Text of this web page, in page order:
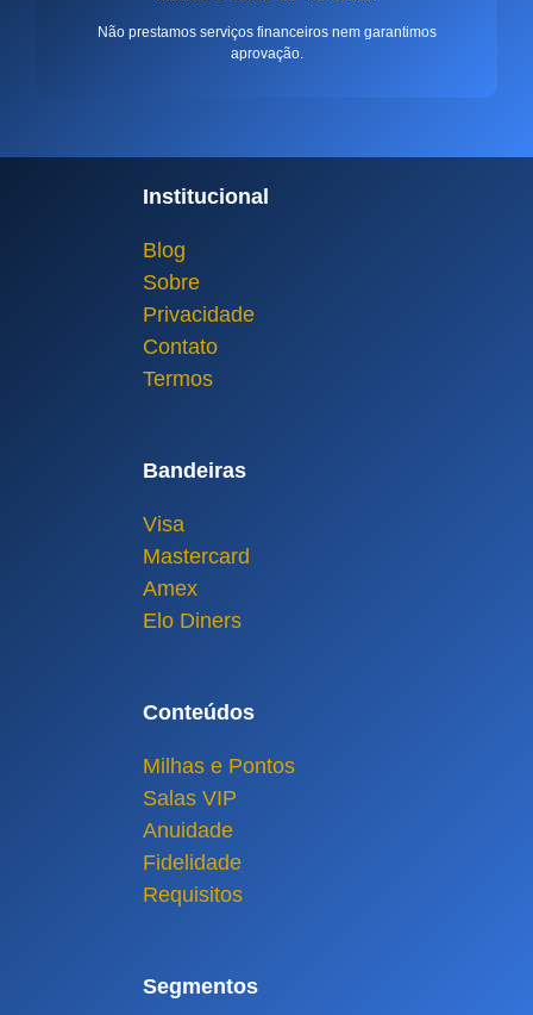
Não prestamos serviços financeiros nem garantimos
aprovação.
Institucional
Blog
Sobre
Privacidade
Contato
Termos
Bandeiras
Visa
Mastercard
Amex
Elo Diners
Conteúdos
Milhas e Pontos
Salas VIP
Anuidade
Fidelidade
Requisitos
Segmentos